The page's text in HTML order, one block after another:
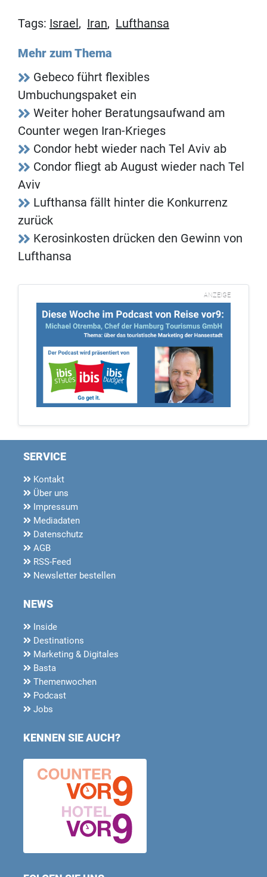
Tags: Israel , Iran, Lufthansa
Mehr zum Thema
Gebeco führt flexibles
Umbuchungspaket ein
Weiter hoher Beratungsaufwand am
Counter wegen Iran-Krieges
Condor hebt wieder nach Tel Aviv ab
Condor fliegt ab August wieder nach Tel
Aviv
Lufthansa fällt hinter die Konkurrenz
zurück
Kerosinkosten drücken den Gewinn von
Lufthansa
ANZEIGE
SERVICE
Kontakt
Über uns
Impressum
Mediadaten
Datenschutz
AGB
RSS-Feed
Newsletter bestellen
NEWS
Inside
Destinations
Marketing & Digitales
Basta
Themenwochen
Podcast
Jobs
KENNEN SIE AUCH?